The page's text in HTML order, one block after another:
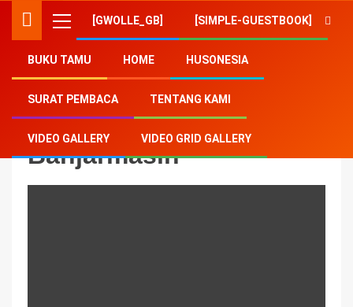
[GWOLLE_GB] [SIMPLE-GUESTBOOK]
BUKU TAMU HOME HUSONESIA
SURAT PEMBACA TENTANG KAMI
VIDEO GALLERY VIDEO GRID GALLERY
Home-Banjarmasin
Banjarmasin